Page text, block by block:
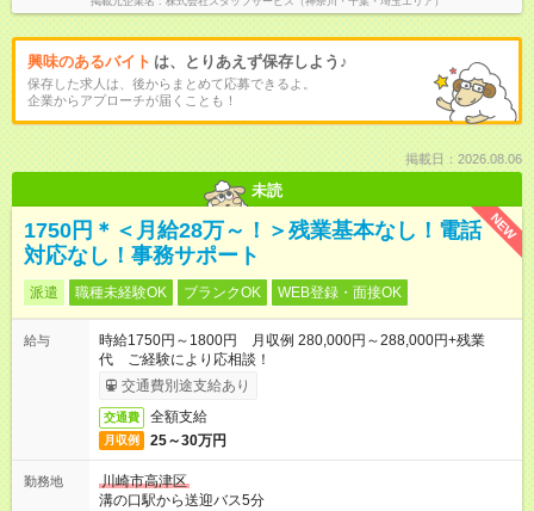
興味のあるバイト は、とりあえず保存しよう♪
保存した求人は、後からまとめて応募できるよ。
企業からアプローチが届くことも！
掲載日：2026.08.06
未読
NEW
1750円＊＜月給28万～！＞残業基本なし！電話
対応なし！事務サポート
派遣 職種未経験OK ブランクOK WEB登録・面接OK
給与
時給1750円～1800円 月収例 280,000円～288,000円+残業
代 ご経験により応相談！
交通費別途支給あり
交通費 全額支給
月収例 25～30万円
勤務地
川崎市高津区
溝の口駅から送迎バス5分